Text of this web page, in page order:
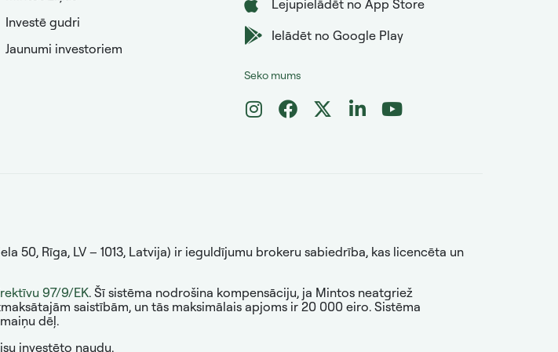
Investē gudri
Jaunumi investoriem
Lejupielādēt no App Store
Ielādēt no Google Play
Seko mums
50, Rīga, LV – 1013, Latvija) ir ieguldījumu brokeru sabiedrība, kas licencēta un
97/9/EK. Šī sistēma nodrošina kompensāciju, ja Mintos neatgriež
saistībām, un tās maksimālais apjoms ir 20 000 eiro. Sistēma
dēļ.
investēto naudu.